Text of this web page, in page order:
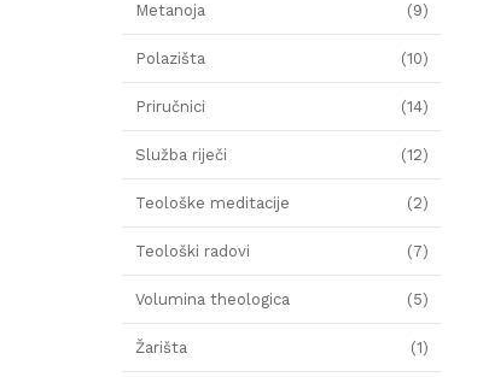
Metanoja (9)
Polazišta (10)
Priručnici (14)
Služba riječi (12)
Teološke meditacije (2)
Teološki radovi (7)
Volumina theologica (5)
Žarišta (1)